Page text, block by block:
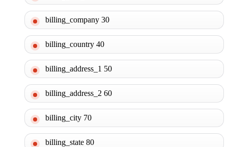
billing_company 30
billing_country 40
billing_address_1 50
billing_address_2 60
billing_city 70
billing_state 80